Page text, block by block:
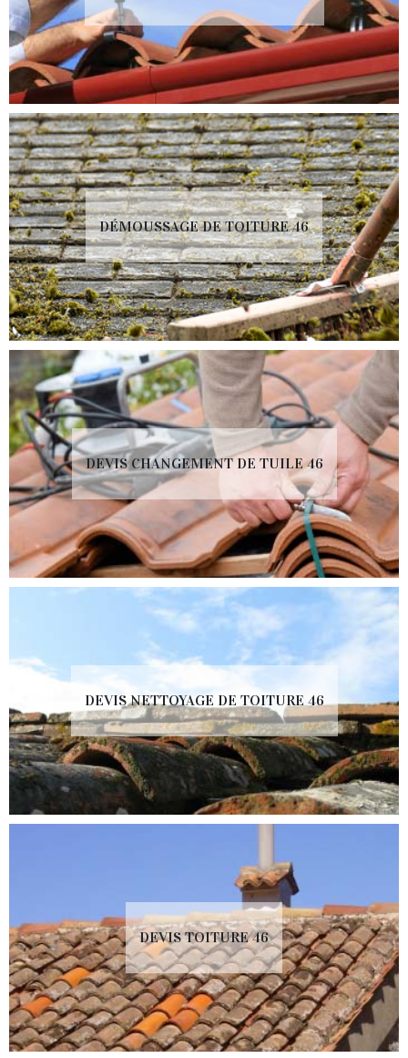
DÉMOUSSAGE DE TOITURE 46
DEVIS CHANGEMENT DE TUILE 46
DEVIS NETTOYAGE DE TOITURE 46
DEVIS TOITURE 46